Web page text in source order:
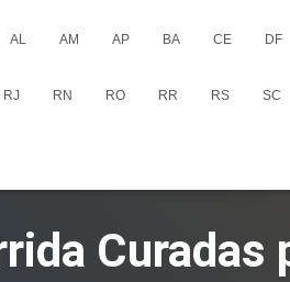
AL AM AP BA CE DF
RJ RN RO RR RS SC
Curadas